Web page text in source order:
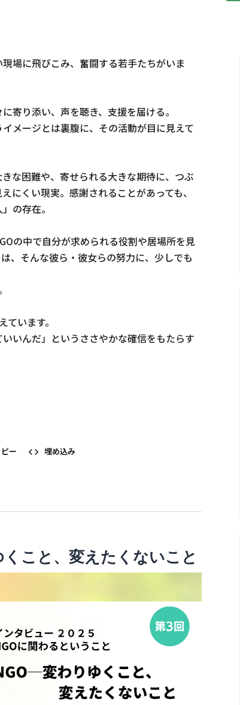
場に飛びこみ、奮闘する若手たちがいま
寄り添い、声を聴き、支援を届ける。
メージとは裏腹に、その活動が目に見えて
な困難や、寄せられる大きな期待に、つぶ
にくい現実。感謝されることがあっても、
の存在。
の中で自分が求められる役割や居場所を見
、そんな彼ら・彼女らの努力に、少しでも
います。
いんだ」というささやかな確信をもたらす
ー 埋め込み
こと、変えたくないこと